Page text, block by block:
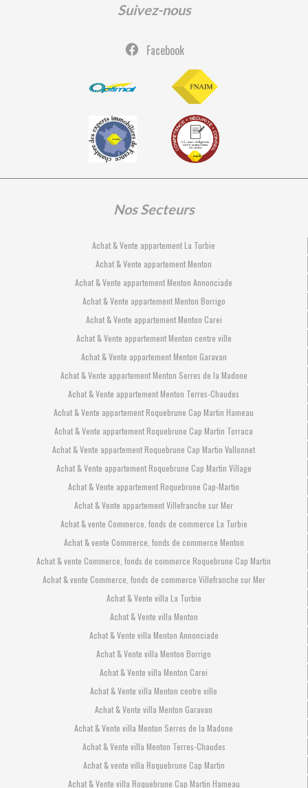
Suivez-nous
Facebook
Nos Secteurs
Achat & Vente appartement La Turbie
Achat & Vente appartement Menton
Achat & Vente appartement Menton Annonciade
Achat & Vente appartement Menton Borrigo
Achat & Vente appartement Menton Carei
Achat & Vente appartement Menton centre ville
Achat & Vente appartement Menton Garavan
Achat & Vente appartement Menton Serres de la Madone
Achat & Vente appartement Menton Terres-Chaudes
Achat & Vente appartement Roquebrune Cap Martin Hameau
Achat & Vente appartement Roquebrune Cap Martin Torraca
Achat & Vente appartement Roquebrune Cap Martin Vallonnet
Achat & Vente appartement Roquebrune Cap Martin Village
Achat & Vente appartement Roquebrune Cap-Martin
Achat & Vente appartement Villefranche sur Mer
Achat & vente Commerce, fonds de commerce La Turbie
Achat & vente Commerce, fonds de commerce Menton
Achat & vente Commerce, fonds de commerce Roquebrune Cap Martin
Achat & vente Commerce, fonds de commerce Villefranche sur Mer
Achat & Vente villa La Turbie
Achat & Vente villa Menton
Achat & Vente villa Menton Annonciade
Achat & Vente villa Menton Borrigo
Achat & Vente villa Menton Carei
Achat & Vente villa Menton centre ville
Achat & Vente villa Menton Garavan
Achat & Vente villa Menton Serres de la Madone
Achat & Vente villa Menton Terres-Chaudes
Achat & vente villa Roquebrune Cap Martin
Achat & Vente villa Roquebrune Cap Martin Hameau